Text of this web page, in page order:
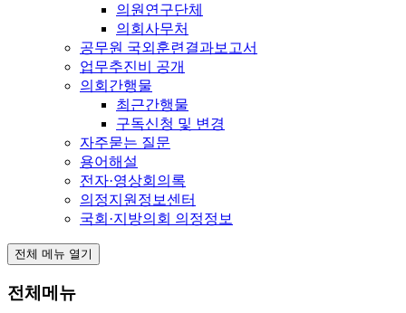
의원연구단체
의회사무처
공무원 국외훈련결과보고서
업무추진비 공개
의회간행물
최근간행물
구독신청 및 변경
자주묻는 질문
용어해설
전자·영상회의록
의정지원정보센터
국회·지방의회 의정정보
전체 메뉴 열기
전체메뉴